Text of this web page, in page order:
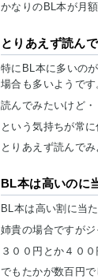
かなりのBL本が月
とりあえず読ん
特にBL本に多いの
場合も多いようで
読んでみたいけど・
という気持ちが常
とりあえず読んで
BL本は高いのに
BL本は高い割に当
姉貴の場合ですが
３００円とか４０
でもたかが数百円で